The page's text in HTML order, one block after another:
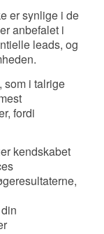
er synlige i de
anbefalet i
leads, og
som i talrige
fordi
kendskabet